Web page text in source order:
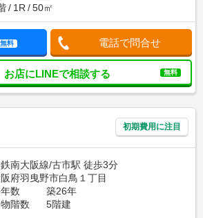
1R 50㎡
無料 電話で問合せ
お店にLINEで相談する 無料
初期費用に注目
南大阪線/古市駅 徒歩3分
府羽曳野市白鳥１丁目
数
築26年
階数
5階建